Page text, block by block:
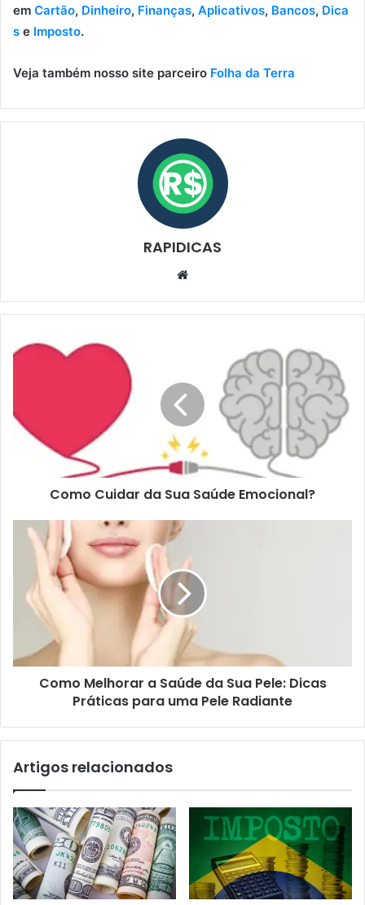
em Cartão, Dinheiro, Finanças, Aplicativos, Bancos, Dica
s e Imposto.
Veja também nosso site parceiro Folha da Terra
RAPIDICAS
Website
Como Cuidar da Sua Saúde Emocional?
Como Melhorar a Saúde da Sua Pele: Dicas
Práticas para uma Pele Radiante
Artigos relacionados